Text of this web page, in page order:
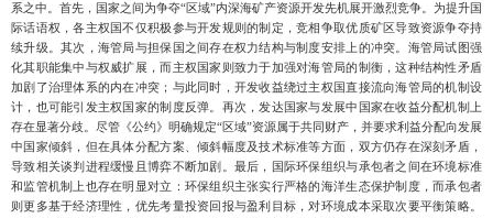
系之中。首先，国家之间为争夺“区域”内深海矿产资源开发先机展开激烈竞争。为提升国
际话语权，各主权国不仅积极参与开发规则的制定，竞相争取优质矿区导致资源争夺持
续升级。其次，海管局与担保国之间存在权力结构与制度安排上的冲突。海管局试图强
化其职能集中与权威扩展，而主权国家则致力于加强对海管局的制衡，这种结构性矛盾
加剧了治理体系的内在冲突；与此同时，开发收益绕过主权国直接流向海管局的机制设
计，也可能引发主权国家的制度反弹。再次，发达国家与发展中国家在收益分配机制上
存在显著分歧。尽管《公约》明确规定“区域”资源属于共同财产，并要求利益分配向发展
中国家倾斜，但在具体分配方案、倾斜幅度及技术标准等方面，双方仍存在深刻矛盾，
导致相关谈判进程缓慢且博弈不断加剧。最后，国际环保组织与承包者之间在环境标准
和监管机制上也存在明显对立：环保组织主张实行严格的海洋生态保护制度，而承包者
则更多基于经济理性，优先考量投资回报与盈利目标，对环境成本采取次要平衡策略。